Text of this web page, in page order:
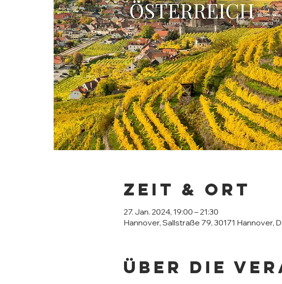
Zeit & Ort
27. Jan. 2024, 19:00 – 21:30
Hannover, Sallstraße 79, 30171 Hannover,
Über die